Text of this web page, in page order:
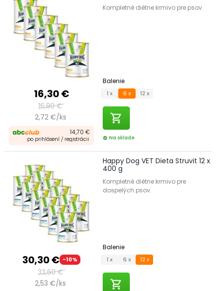
16,30 €
16,80 €
2,72 €/ks
14,70 €
po prihlásení / registrácii
Kompletné diétne krmivo pre psov.
Balenie
1 x 6 x 12 x
shopping_cart
check_circle Na sklade
30,30 € -10%
33,60 €
2,53 €/ks
Happy Dog VET Dieta Struvit 12 x
400 g
Kompletné diétne krmivo pre
dospelých psov.
Balenie
1 x 6 x 12 x
shopping_cart